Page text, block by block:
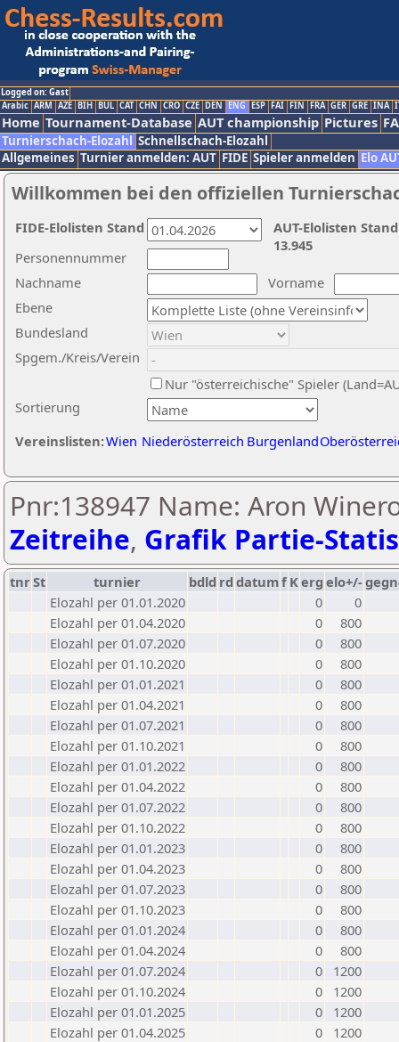
Logged on: Gast
Arabic ARM AZE BIH BUL CAT CHN CRO CZE DEN ENG ESP FAI FIN FRA GER GRE INA
Home Tournament-Database AUT championship Pictures
Turnierschach-Elozahl Schnellschach-Elozahl
Allgemeines Turnier anmelden: AUT FIDE Spieler anmelden Elo
Willkommen bei den offiziellen
Nachname
Vorname
Ebene
Sortierung
Personennummer
Bundesland
Spgem./Kreis/Verein
Nur "österreichische" Spieler
Vereinslisten:Wien Niederösterreich Burgenland
AUT-Elolisten
13.945
FIDE-Elolisten Stand
Pnr:138947 Name: Aron
Zeitreihe, Grafik Partie-
tnrSt turnier bdld rd datumf Kerg elo+/-
Elozahl per 01.01.2020
0
0
Elozahl per 01.04.2020
0
800
Elozahl per 01.07.2020
0
800
Elozahl per 01.10.2020
0
800
Elozahl per 01.01.2021
0
800
Elozahl per 01.04.2021
0
800
Elozahl per 01.07.2021
0
800
Elozahl per 01.10.2021
0
800
Elozahl per 01.01.2022
0
800
Elozahl per 01.04.2022
0
800
Elozahl per 01.07.2022
0
800
Elozahl per 01.10.2022
0
800
Elozahl per 01.01.2023
0
800
Elozahl per 01.04.2023
0
800
Elozahl per 01.07.2023
0
800
Elozahl per 01.10.2023
0
800
Elozahl per 01.01.2024
0
800
Elozahl per 01.04.2024
0
800
Elozahl per 01.07.2024
0
1200
Elozahl per 01.10.2024
0
1200
Elozahl per 01.01.2025
0
1200
Elozahl per 01.04.2025
0
1200